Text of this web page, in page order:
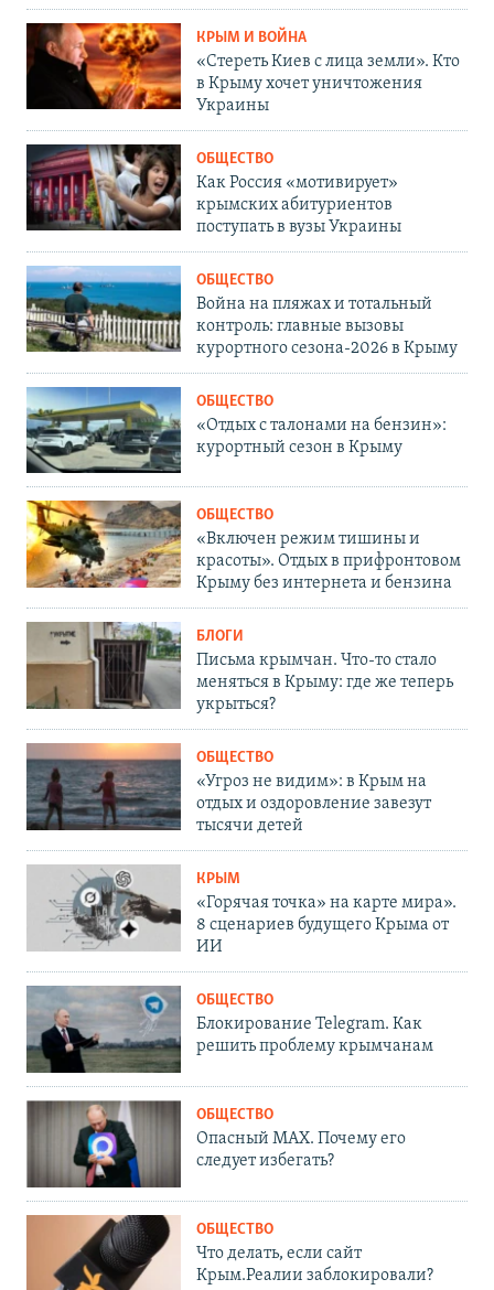
КРЫМ И ВОЙНА
«Стереть Киев с лица земли». Кто
в Крыму хочет уничтожения
Украины
ОБЩЕСТВО
Как Россия «мотивирует»
крымских абитуриентов
поступать в вузы Украины
ОБЩЕСТВО
Война на пляжах и тотальный
контроль: главные вызовы
курортного сезона-2026 в Крыму
ОБЩЕСТВО
«Отдых с талонами на бензин»:
курортный сезон в Крыму
ОБЩЕСТВО
«Включен режим тишины и
красоты». Отдых в прифронтовом
Крыму без интернета и бензина
БЛОГИ
Письма крымчан. Что-то стало
меняться в Крыму: где же теперь
укрыться?
ОБЩЕСТВО
«Угроз не видим»: в Крым на
отдых и оздоровление завезут
тысячи детей
КРЫМ
«Горячая точка» на карте мира».
8 сценариев будущего Крыма от
ИИ
ОБЩЕСТВО
Блокирование Telegram. Как
решить проблему крымчанам
ОБЩЕСТВО
Опасный MAX. Почему его
следует избегать?
ОБЩЕСТВО
Что делать, если сайт
Крым.Реалии заблокировали?